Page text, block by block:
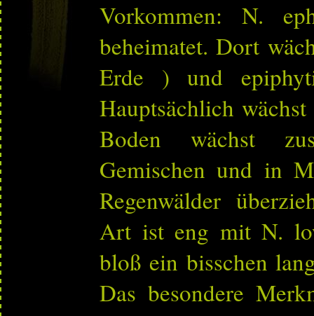
Vorkommen: N.
beheimatet. Dort
Erde ) und
Hauptsächlich
Boden wächst
Gemischen und in
Regenwälder
Art ist eng mit N.
bloß ein bisschen
Das besondere